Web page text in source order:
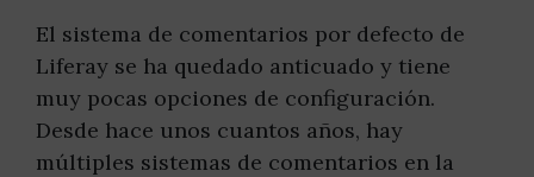
El sistema de comentarios por defecto de
Liferay se ha quedado anticuado y tiene
muy pocas opciones de configuración.
Desde hace unos cuantos años, hay
múltiples sistemas de comentarios en la